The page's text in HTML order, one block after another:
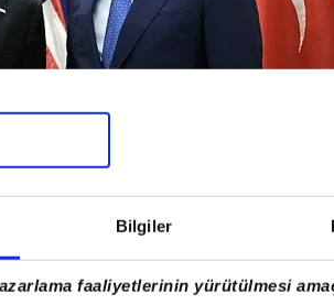
Bilgiler
faaliyetlerinin yürütülmesi